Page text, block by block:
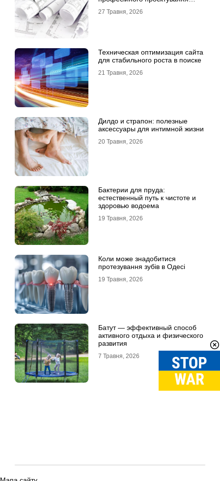
27 Травня, 2026
Техническая оптимизация сайта
для стабильного роста в поиске
21 Травня, 2026
Дилдо и страпон: полезные
аксессуары для интимной жизни
20 Травня, 2026
Бактерии для пруда:
естественный путь к чистоте и
здоровью водоема
19 Травня, 2026
Коли може знадобитися
протезування зубів в Одесі
19 Травня, 2026
Батут — эффективный способ
активного отдыха и физического
развития
7 Травня, 2026